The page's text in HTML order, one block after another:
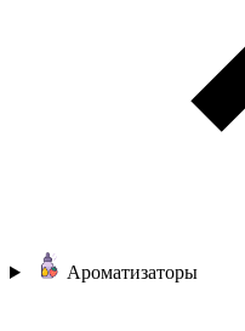
Ароматизаторы